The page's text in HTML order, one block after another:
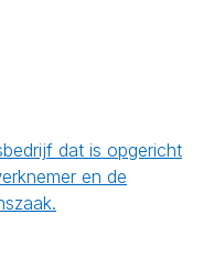
dat is opgericht
en de